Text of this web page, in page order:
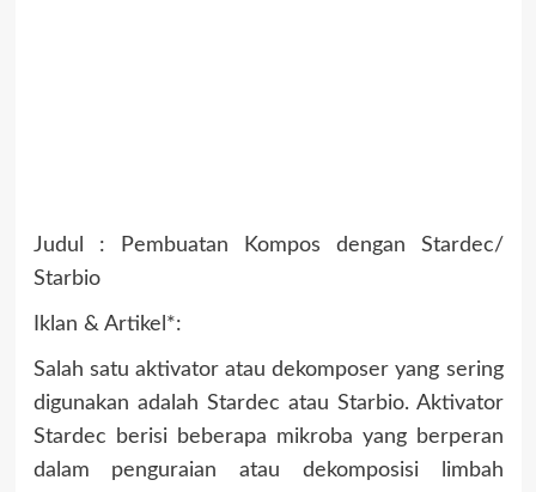
Judul : Pembuatan Kompos dengan Stardec/
Starbio
Iklan & Artikel*:
Salah satu aktivator atau dekomposer yang sering
digunakan adalah Stardec atau Starbio. Aktivator
Stardec berisi beberapa mikroba yang berperan
dalam penguraian atau dekomposisi limbah